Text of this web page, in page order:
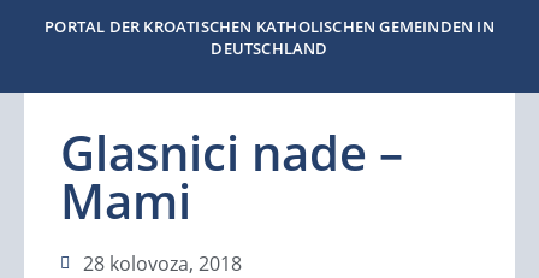
PORTAL DER KROATISCHEN KATHOLISCHEN GEMEINDEN IN
DEUTSCHLAND
Glasnici nade –
Mami
28 kolovoza, 2018